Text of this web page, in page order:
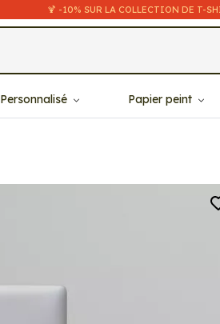
🍹 -10% SUR LA COLLECTION DE T-
Personnalisé Papier peint